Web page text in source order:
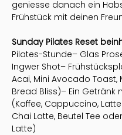
geniesse danach ein
Frühstück mit deinen
Sunday Pilates Reset
Pilates-Stunde– Glas
Ingwer Shot–
Acai, Mini Avocado Toast,
Bread Bliss)– Ein Getränk
(Kaffee, Cappuccino,
Chai Latte, Beutel Tee
Latte)